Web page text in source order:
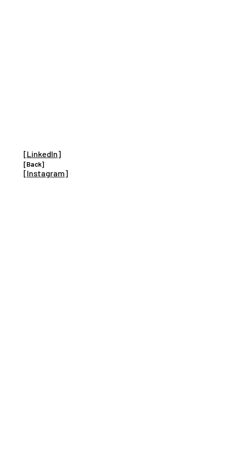
[LinkedIn]
[Back]
[Instagram]